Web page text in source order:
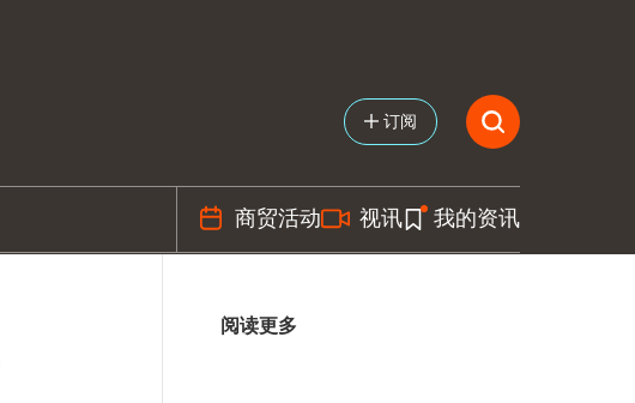
订阅
商贸活动 视讯 我的资讯
阅读更多